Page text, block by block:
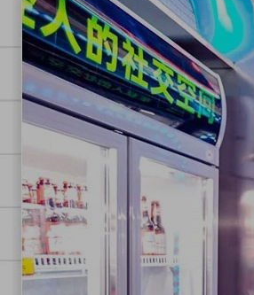
节日
情人节派对
派对 劳动
主题
异国风情派对
派对 潮趴